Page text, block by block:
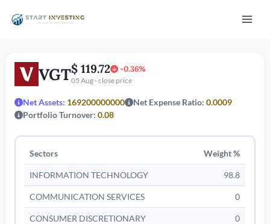
VGT$ 119.72 -0.36%
05 Aug - close price
Net Assets: 169200000000 Net Expense Ratio: 0.0009
Portfolio Turnover: 0.08
Sectors Weight %
INFORMATION TECHNOLOGY 98.8
COMMUNICATION SERVICES 0
CONSUMER DISCRETIONARY 0